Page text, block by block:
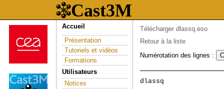
Accueil
Présentation
Tutoriels et vidéos
Formations
Utilisateurs
Notices
Télécharger dlassq.eso
Retour à la liste
Numérotation des lignes :